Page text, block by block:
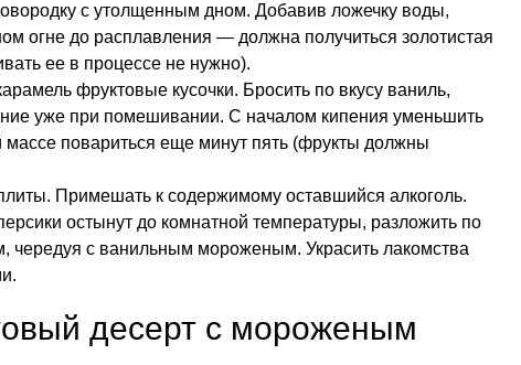
с утолщенным дном. Добавив ложечку воды,
огне до расплавления — должна получиться золотистая
ее в процессе не нужно).
фруктовые кусочки. Бросить по вкусу ваниль,
уже при помешивании. С началом кипения уменьшить
массе повариться еще минут пять (фрукты должны
Примешать к содержимому оставшийся алкоголь.
остынут до комнатной температуры, разложить по
чередуя с ванильным мороженым. Украсить лакомства
десерт с мороженым